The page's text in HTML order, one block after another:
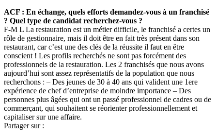
ACF : En échange, quels efforts demandez-vous à un franchisé
? Quel type de candidat recherchez-vous ?
F-M L La restauration est un métier difficile, le franchisé a certes un
rôle de gestionnaire, mais il doit être en fait très présent dans son
restaurant, car c’est une des clés de la réussite il faut en être
conscient ! Les profils recherchés ne sont pas forcément des
professionnels de la restauration. Les 2 franchisés que nous avons
aujourd’hui sont assez représentatifs de la population que nous
recherchons : – Des jeunes de 30 à 40 ans qui valident une 1ere
expérience de chef d’entreprise de moindre importance – Des
personnes plus âgées qui ont un passé professionnel de cadres ou de
commerçant, qui souhaitent se réorienter professionnellement et
capitaliser sur une affaire.
Partager sur :